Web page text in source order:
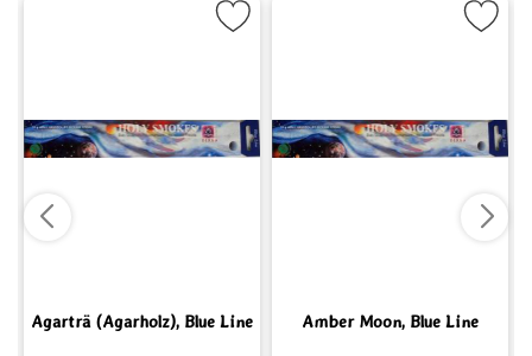
Agarträ (Agarholz), Blue Line
Markera Agarträ (Agarholz), Blue Line som favorit
Amber Moon, Blue Line
Markera Amber Moon,